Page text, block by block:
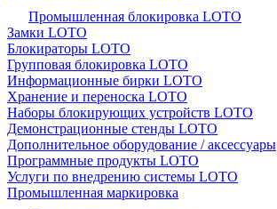
Промышленная блокировка LOTO
Замки LOTO
Блокираторы LOTO
Групповая блокировка LOTO
Информационные бирки LOTO
Хранение и переноска LOTO
Наборы блокирующих устройств LOTO
Демонстрационные стенды LOTO
Дополнительное оборудование / аксессуары
Программные продукты LOTO
Услуги по внедрению системы LOTO
Промышленная маркировка